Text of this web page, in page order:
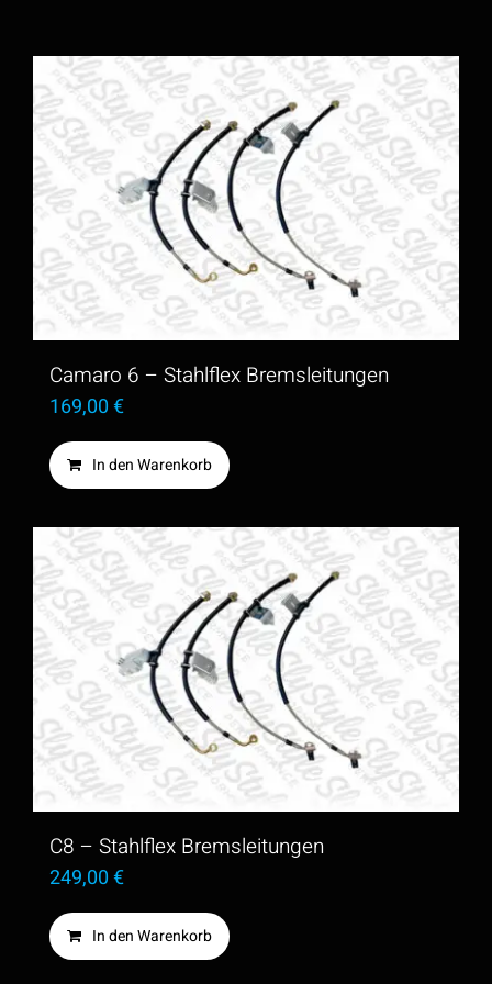
Camaro 6 – Stahlflex Bremsleitungen
169,00€
In den Warenkorb
C8 – Stahlflex Bremsleitungen
249,00€
In den Warenkorb